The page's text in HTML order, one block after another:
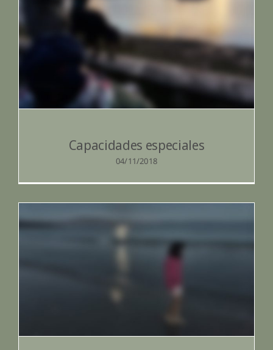
Capacidades especiales
Capacidades especiales
04/11/2018